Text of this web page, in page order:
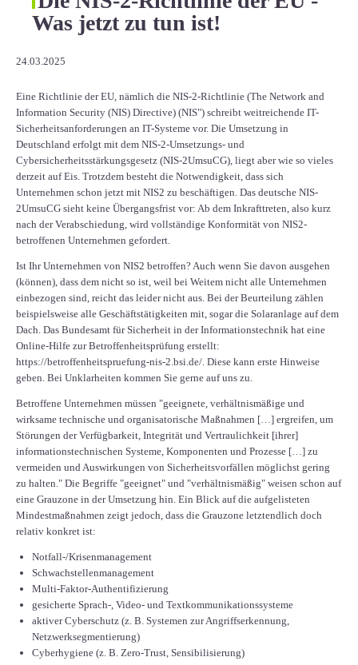
Was jetzt zu tun ist!
24.03.2025
Eine Richtlinie der EU, nämlich die NIS-2-Richtlinie (The Network and
Information Security (NIS) Directive) (NIS") schreibt weitreichende IT-
Sicherheitsanforderungen an IT-Systeme vor. Die Umsetzung in
Deutschland erfolgt mit dem NIS-2-Umsetzungs- und
Cybersicherheitsstärkungsgesetz (NIS-2UmsuCG), liegt aber wie so vieles
derzeit auf Eis. Trotzdem besteht die Notwendigkeit, dass sich
Unternehmen schon jetzt mit NIS2 zu beschäftigen. Das deutsche NIS-
2UmsuCG sieht keine Übergangsfrist vor: Ab dem Inkrafttreten, also kurz
nach der Verabschiedung, wird vollständige Konformität von NIS2-
betroffenen Unternehmen gefordert.
Ist Ihr Unternehmen von NIS2 betroffen? Auch wenn Sie davon ausgehen
(können), dass dem nicht so ist, weil bei Weitem nicht alle Unternehmen
einbezogen sind, reicht das leider nicht aus. Bei der Beurteilung zählen
beispielsweise alle Geschäftstätigkeiten mit, sogar die Solaranlage auf dem
Dach. Das Bundesamt für Sicherheit in der Informationstechnik hat eine
Online-Hilfe zur Betroffenheitsprüfung erstellt:
https://betroffenheitspruefung-nis-2.bsi.de/ . Diese kann erste Hinweise
geben. Bei Unklarheiten kommen Sie gerne auf uns zu.
Betroffene Unternehmen müssen "geeignete, verhältnismäßige und
wirksame technische und organisatorische Maßnahmen […] ergreifen, um
Störungen der Verfügbarkeit, Integrität und Vertraulichkeit [ihrer]
informationstechnischen Systeme, Komponenten und Prozesse […] zu
vermeiden und Auswirkungen von Sicherheitsvorfällen möglichst gering
zu halten." Die Begriffe "geeignet" und "verhältnismäßig" weisen schon auf
eine Grauzone in der Umsetzung hin. Ein Blick auf die aufgelisteten
Mindestmaßnahmen zeigt jedoch, dass die Grauzone letztendlich doch
relativ konkret ist:
Notfall-/Krisenmanagement
Schwachstellenmanagement
Multi-Faktor-Authentifizierung
gesicherte Sprach-, Video- und Textkommunikationssysteme
aktiver Cyberschutz (z. B. Systemen zur Angriffserkennung,
Netzwerksegmentierung)
Cyberhygiene (z. B. Zero-Trust, Sensibilisierung)